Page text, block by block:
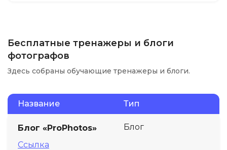
Бесплатные тренажеры и блоги
фотографов
Здесь собраны обучающие тренажеры и блоги.
Название Тип
Блог «ProPhotos»
Ссылка
Блог